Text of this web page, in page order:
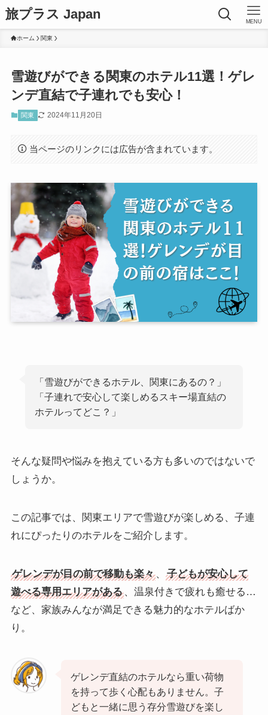
旅プラス Japan MENU
ホーム 関東
雪遊びができる関東のホテル11選！ゲレ
ンデ直結で子連れでも安心！
関東 2024年11月20日
当ページのリンクには広告が含まれています。
「雪遊びができるホテル、関東にあるの？」
「子連れで安心して楽しめるスキー場直結の
ホテルってどこ？」
そんな疑問や悩みを抱えている方も多いのではないで
しょうか。
この記事では、関東エリアで雪遊びが楽しめる、子連
れにぴったりのホテルをご紹介します。
ゲレンデが目の前で移動も楽々、
子どもが安心して
遊べる専用エリアがある、温泉付きで疲れも癒せる…
など、家族みんなが満足できる魅力的なホテルばか
り。
ゲレンデ直結のホテルなら重い荷物
を持って歩く心配もありません。子
どもと一緒に思う存分雪遊びを楽し